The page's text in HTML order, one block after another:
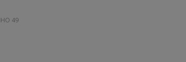
49